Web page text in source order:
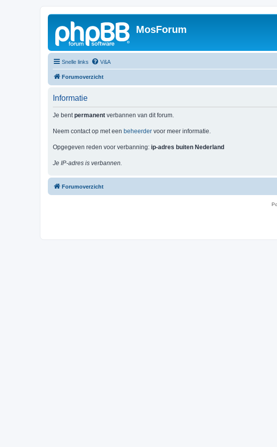
MosForum
Snelle links V&A
Forumoverzicht
Informatie
Je bentpermanent verbannen van dit forum.
Neem contact op met een beheerder voor meer informatie.
Opgegeven reden voor verbanning: ip-adres buiten Nederland
Je IP-adres is verbannen.
Forumoverzicht